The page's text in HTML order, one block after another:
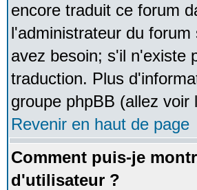
encore traduit ce forum
l'administrateur du
avez besoin; s'il n'existe
traduction. Plus
groupe phpBB (allez
Revenir en haut de page
Comment puis-je
d'utilisateur ?